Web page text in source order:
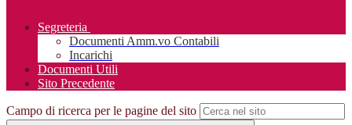
Segreteria
Documenti Amm.vo Contabili
Incarichi
Documenti Utili
Sito Precedente
Campo di ricerca per le pagine del sito